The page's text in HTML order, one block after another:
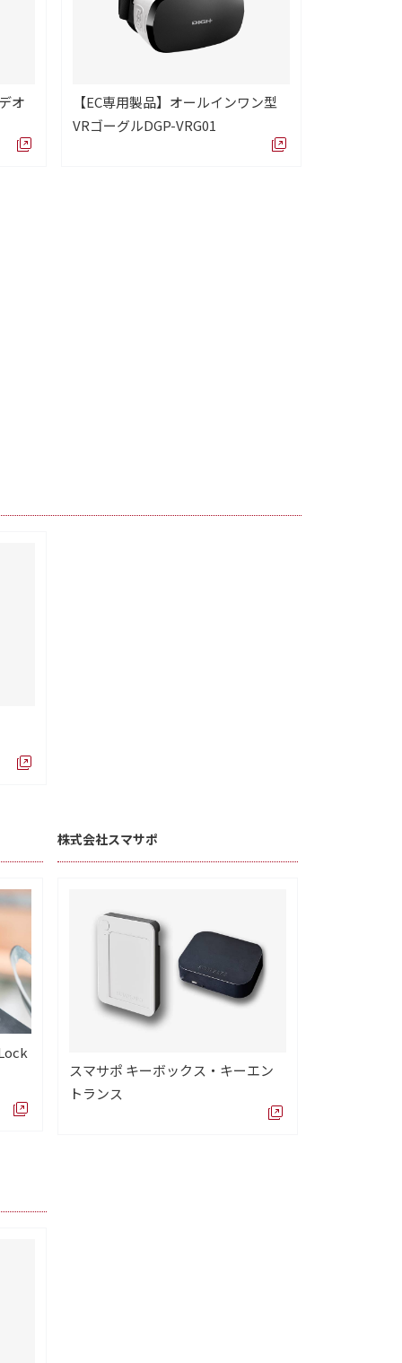
オ
【EC専用製品】オールインワン型
VRゴーグルDGP-VRG01
株式会社スマサポ
スマサポ キーボックス・キーエン
トランス